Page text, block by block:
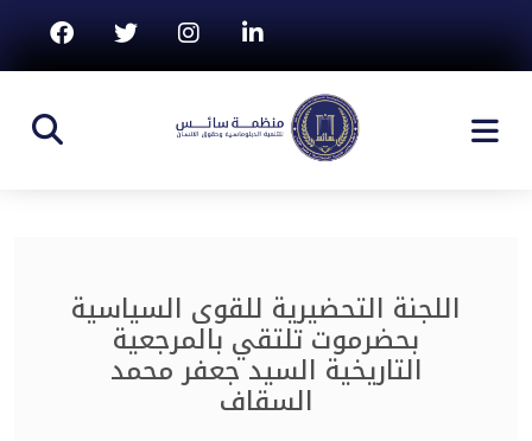
اللجنة التحضيرية للقوى السياسية
بحضرموت تلتقي بالمرجعية
التاريخية السيد جعفر محمد
السقاف